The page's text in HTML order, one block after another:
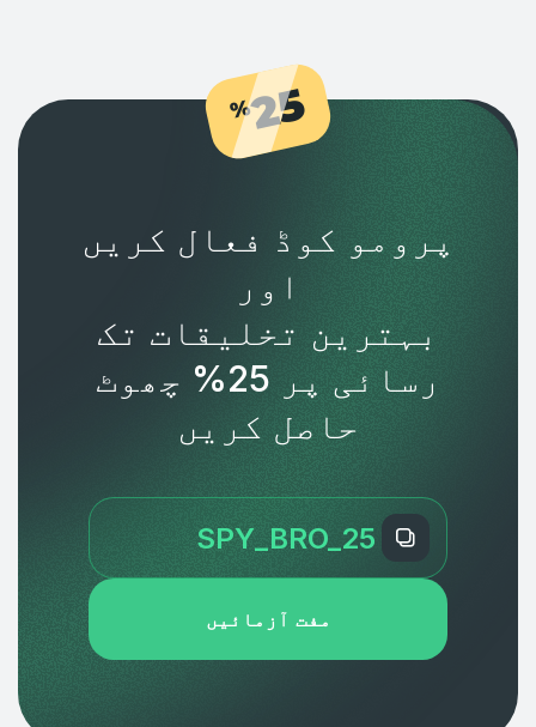
25
%
پرومو کوڈ فعال کریں
اور
بہترین تخلیقات تک
رسائی پر 25% چھوٹ
حاصل کریں
مفت آزمائیں